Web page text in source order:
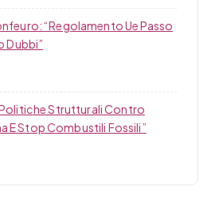
“Regolamento Ue Passo
Dubbi”
Strutturali Contro
E Stop Combustili Fossili”